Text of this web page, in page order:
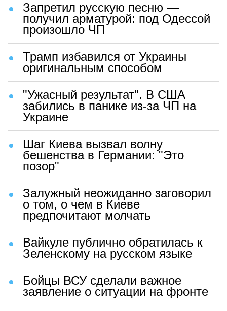
Запретил русскую песню —
получил арматурой: под Одессой
произошло ЧП
Трамп избавился от Украины
оригинальным способом
"Ужасный результат". В США
забились в панике из-за ЧП на
Украине
Шаг Киева вызвал волну
бешенства в Германии: "Это
позор"
Залужный неожиданно заговорил
о том, о чем в Киеве
предпочитают молчать
Вайкуле публично обратилась к
Зеленскому на русском языке
Бойцы ВСУ сделали важное
заявление о ситуации на фронте